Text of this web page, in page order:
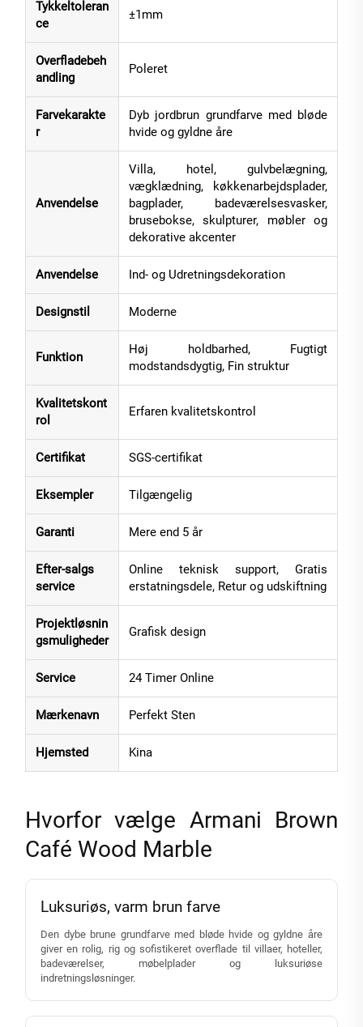
Tykkeltoleran
ce
±1mm
Overfladebeh
andling
Poleret
Farvekarakte
r
Dyb jordbrun grundfarve med bløde
hvide og gyldne åre
Anvendelse
Villa, hotel, gulvbelægning,
vægklædning, køkkenarbejdsplader,
bagplader, badeværelsesvasker,
brusebokse, skulpturer, møbler og
dekorative akcenter
Anvendelse Ind- og Udretningsdekoration
Designstil Moderne
Funktion
Høj holdbarhed, Fugtigt
modstandsdygtig, Fin struktur
Kvalitetskont
rol
Erfaren kvalitetskontrol
Certifikat SGS-certifikat
Eksempler Tilgængelig
Garanti Mere end 5 år
Efter-salgs
service
Online teknisk support, Gratis
erstatningsdele, Retur og udskiftning
Projektløsnin
gsmuligheder
Grafisk design
Service 24 Timer Online
Mærkenavn Perfekt Sten
Hjemsted Kina
Hvorfor vælge Armani Brown
Café Wood Marble
Luksuriøs, varm brun farve
Den dybe brune grundfarve med bløde hvide og gyldne åre
giver en rolig, rig og sofistikeret overflade til villaer, hoteller,
badeværelser, møbelplader og luksuriøse
indretningsløsninger.